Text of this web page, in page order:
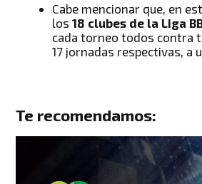
Cabe mencionar que, en
los18 clubes de la Liga
cada torneo todos contra
17 jornadas respectivas,
Te recomendamos: